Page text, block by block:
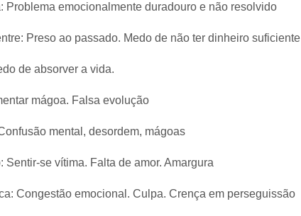
Problema emocionalmente duradouro e não resolvido
Preso ao passado. Medo de não ter dinheiro suficiente
de absorver a vida.
mágoa. Falsa evolução
mental, desordem, mágoas
Sentir-se vítima. Falta de amor. Amargura
Congestão emocional. Culpa. Crença em perseguissão